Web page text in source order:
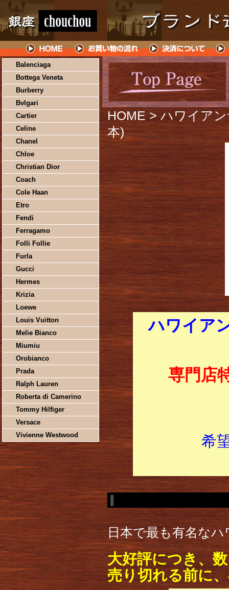
Balenciaga
Bottega Veneta
Burberry
Bvlgari
Cartier
Celine
Chanel
Chloe
Christian Dior
Coach
Cole Haan
Etro
Fendi
Ferragamo
Folli Follie
Furla
Gucci
Hermes
Krizia
Loewe
Louis Vuitton
Melie Bianco
Miumiu
Orobianco
Prada
Ralph Lauren
Roberta di Camerino
Tommy Hilfiger
Versace
Vivienne Westwood
HOME > ハワイア
本)
ハワイア
専門店
希
日本で最も有名な
大好評につき、
売り切れる前に